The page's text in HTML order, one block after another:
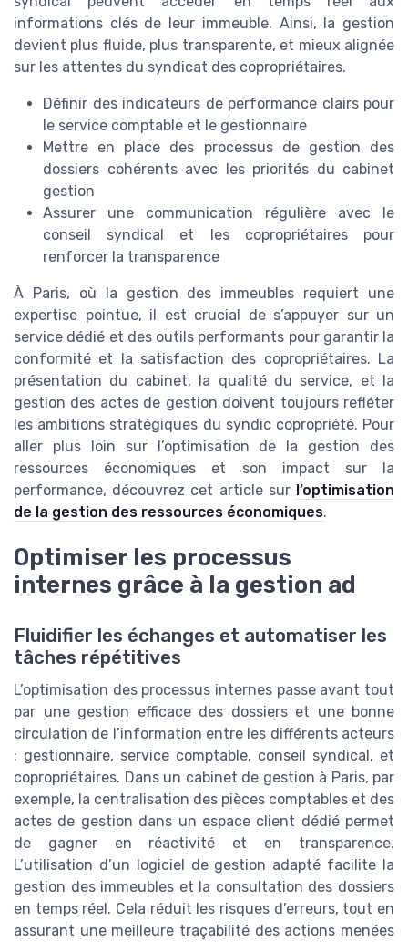
informations clés de leur immeuble. Ainsi, la gestion
devient plus fluide, plus transparente, et mieux alignée
sur les attentes du syndicat des copropriétaires.
Définir des indicateurs de performance clairs pour
le service comptable et le gestionnaire
Mettre en place des processus de gestion des
dossiers cohérents avec les priorités du cabinet
gestion
Assurer une communication régulière avec le
conseil syndical et les copropriétaires pour
renforcer la transparence
À Paris, où la gestion des immeubles requiert une
expertise pointue, il est crucial de s’appuyer sur un
service dédié et des outils performants pour garantir la
conformité et la satisfaction des copropriétaires. La
présentation du cabinet, la qualité du service, et la
gestion des actes de gestion doivent toujours refléter
les ambitions stratégiques du syndic copropriété. Pour
aller plus loin sur l’optimisation de la gestion des
ressources économiques et son impact sur la
performance, découvrez cet article sur l’optimisation
de la gestion des ressources économiques.
Optimiser les processus
internes grâce à la gestion ad
Fluidifier les échanges et automatiser les
tâches répétitives
L’optimisation des processus internes passe avant tout
par une gestion efficace des dossiers et une bonne
circulation de l’information entre les différents acteurs
: gestionnaire, service comptable, conseil syndical, et
copropriétaires. Dans un cabinet de gestion à Paris, par
exemple, la centralisation des pièces comptables et des
actes de gestion dans un espace client dédié permet
de gagner en réactivité et en transparence.
L’utilisation d’un logiciel de gestion adapté facilite la
gestion des immeubles et la consultation des dossiers
en temps réel. Cela réduit les risques d’erreurs, tout en
assurant une meilleure traçabilité des actions menées